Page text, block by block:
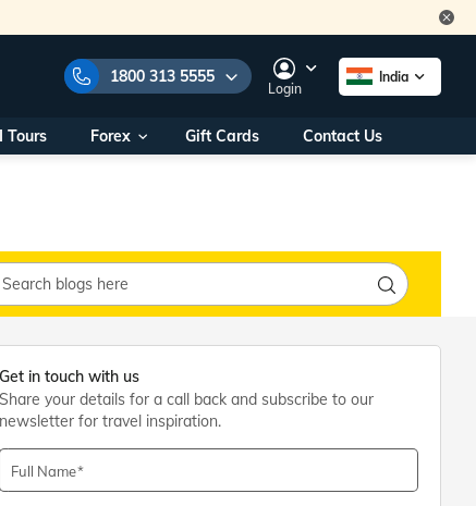
1800 313 5555
1800 313 5555
us on:
Within India
+91 915 200 4511
+91 887 997 2221
World Office
10AM - 7PM
Login
India
Tours Forex Gift Cards Contact Us
Get in touch with us
Share your details for a call back and subscribe to our
newsletter for travel inspiration.
Full Name